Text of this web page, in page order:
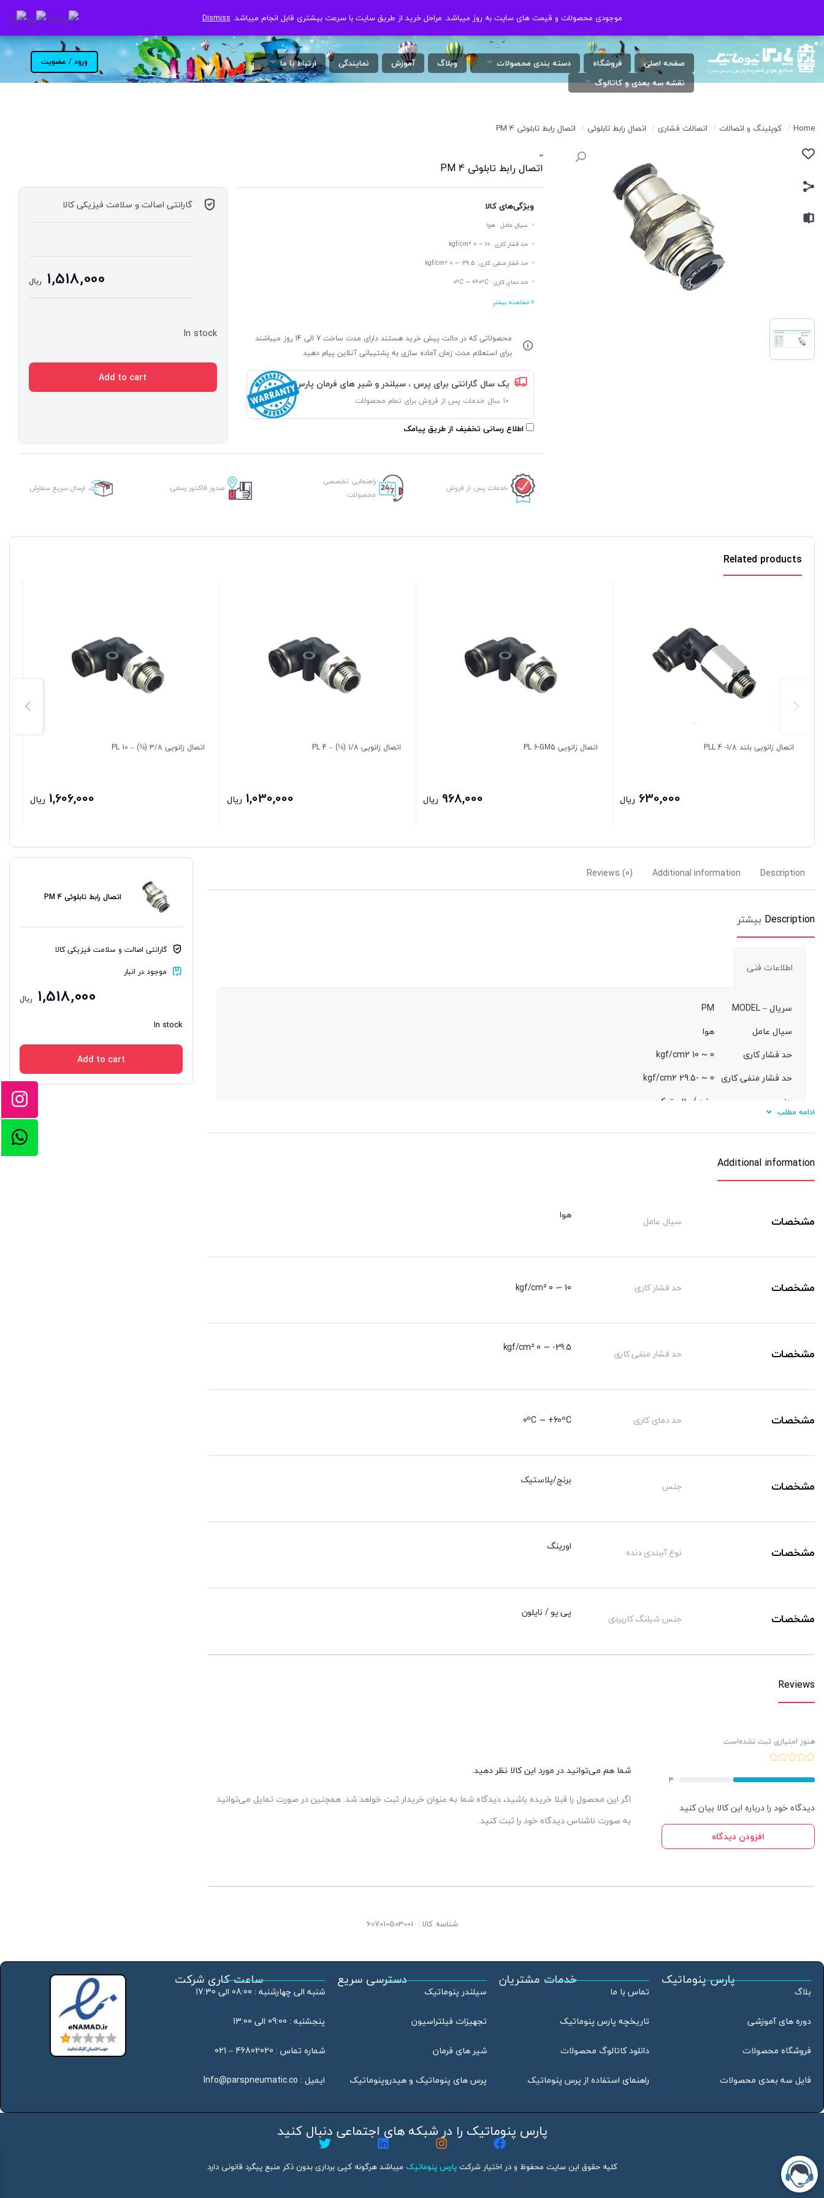
موجودی محصولات و قیمت های سایت به روز میباشد. مراحل خرید از طریق سایت با سرعت بیشتری قابل انجام میباشد.Dismiss شنبه الی چهارشنبه ( 17:30 / 8 ) پنجشنبه
صفحه اصلی فروشگاه دسته بندی محصولات وبلاگ آموزش نمایندگی
ارتباط با ما
نقشه سه بعدی و کاتالوگ
ورود / عضویت
موجودی محصولات و قیمت های سایت به روز میباشد. مراحل خرید از طریق سایت با سرعت بیشتری قابل انجام میباشد.Dismiss
Home
/ کوپلینگ و اتصالات / اتصالات فشاری / اتصال رابط تابلوئی / اتصال رابط تابلوئی PM 4
,
,
اتصال رابط تابلوئی PM 4
ویژگی‌های کالا
سیال عامل : هوا
حد فشار کاری : 10 ∼ 0 kgf/cm²
حد فشار منفی کاری : 29.5- ∼ 0 kgf/cm²
حد دمای کاری : 0ºC ∼ +60ºC
+ مشاهده بیشتر
محصولاتی که در حالت پیش خرید هستند دارای مدت ساخت 7 الی 14 روز میباشند
برای استعلام مدت زمان آماده سازی به پشتیبانی آنلاین پیام دهید
یک سال گارانتی برای پرس ، سیلندر و شیر های فرمان پارس
10 سال خدمات پس از فروش برای تمام محصولات
اطلاع رسانی تخفیف از طریق پیامک
گارانتی اصالت و سلامت فیزیکی کالا
1,518,000 ریال
In stock
Add to cart
خدمات پس از فروش
راهنمایی تخصصی
محصولات
صدور فاکتور رسمی ارسال سریع سفارش
Related products
اتصال زانویی بلند 1/8- 4 PLL
630,000 ریال
اتصال زانویی PL 6-GM5
968,000 ریال
اتصال زانویی 1/8 (⅛) – 4 PL
1,030,000 ریال
اتصال زانویی 3/8 (⅜) – 10 PL
1,606,000 ریال
Description
Additional information
Reviews (0)
Description بیشتر
اطلاعات فنی
سریال – MODEL
PM
سیال عامل
هوا
حد فشار کاری
0 ~ 10 kgf/cm2
حد فشار منفی کاری 0 ~ -29.5 kgf/cm2
جنس
برنج / پلاستیک
ادامه مطلب
Additional information
مشخصات سیال عامل هوا
مشخصات حد فشار کاری 10 ∼ 0 kgf/cm²
مشخصات حد فشار منفی کاری 29.5- ∼ 0 kgf/cm²
مشخصات حد دمای کاری 0ºC ∼ +60ºC
مشخصات جنس برنج/پلاستیک
مشخصات نوع آببندی دنده اورینگ
مشخصات جنس شیلنگ کاربردی پی یو / نایلون
Reviews
هنوز امتیازی ثبت نشده‌است
3
دیدگاه خود را درباره این کالا بیان کنید
افزودن دیدگاه
شما هم می‌توانید در مورد این کالا نظر دهید.
اگر این محصول را قبلا خریده باشید، دیدگاه شما به عنوان خریدار ثبت خواهد شد. همچنین در صورت تمایل می‌توانید
به صورت ناشناس دیدگاه خود را ثبت کنید.
اتصال رابط تابلوئی PM 4
گارانتی اصالت و سلامت فیزیکی کالا
موجود در انبار
1,518,000 ریال
In stock
Add to cart
شناسه کالا : 607010503001
پارس پنوماتیک
بلاگ
دوره های آموزشی
فروشگاه محصولات
فایل سه بعدی محصولات
خدمات مشتریان
تماس با ما
تاریخچه پارس پنوماتیک
دانلود کاتالوگ محصولات
راهنمای استفاده از پرس پنوماتیک
دسترسی سریع
سیلندر پنوماتیک
تجهیزات فیلتراسیون
شیر های فرمان
پرس های پنوماتیک و هیدروپنوماتیک
ساعت کاری شرکت
شنبه الی چهارشنبه : 08:00 الی 17:30
پنجشنبه : 09:00 الی 13:00
شماره تماس : 46802020 – 021
ایمیل : Info@parspneumatic.co
پارس پنوماتیک را در شبکه های اجتماعی دنبال کنید
کلیه حقوق این سایت محفوظ و در اختیار شرکتپارس پنوماتیک میباشد هرگونه کپی برداری بدون ذکر منبع پیگرد قانونی دارد